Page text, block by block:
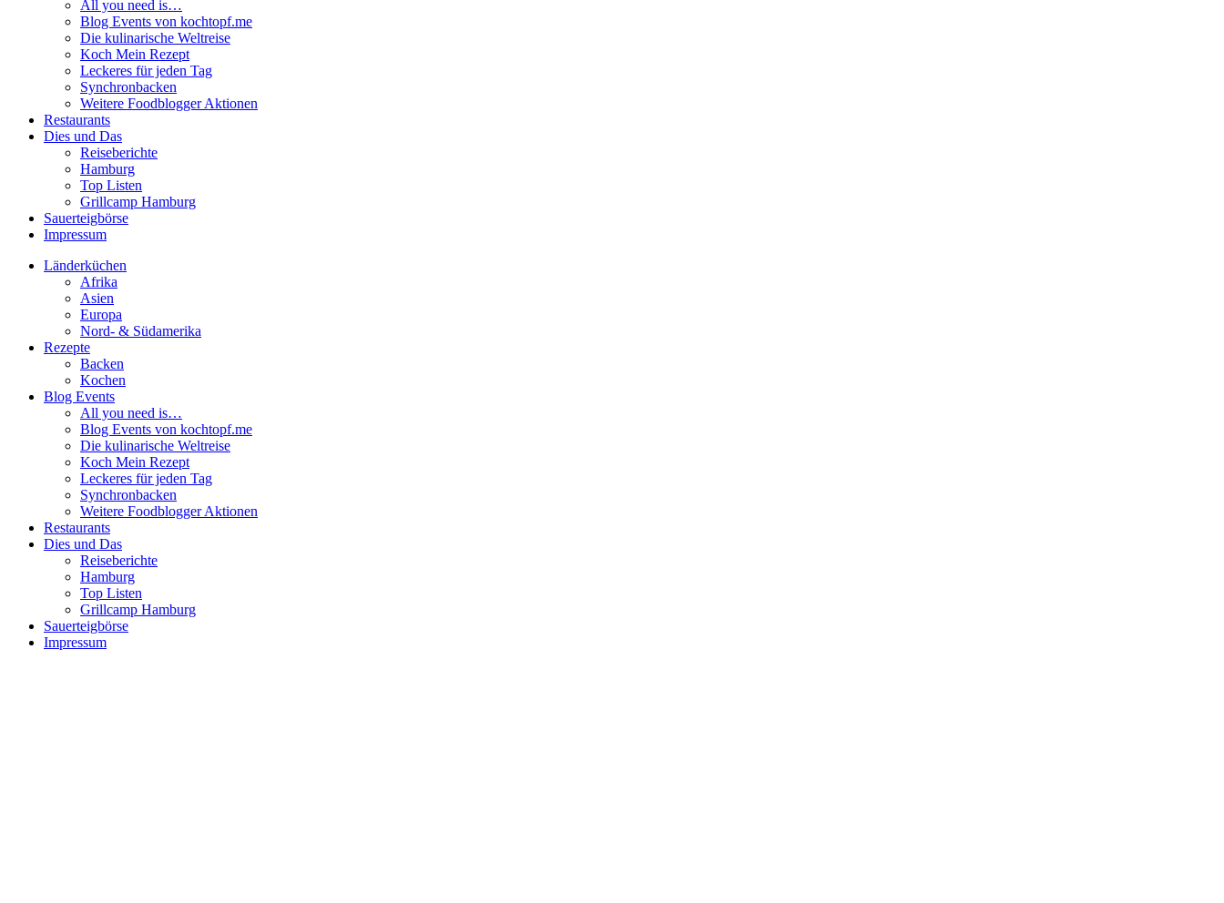
All you need is…
Blog Events von kochtopf.me
Die kulinarische Weltreise
Koch Mein Rezept
Leckeres für jeden Tag
Synchronbacken
Weitere Foodblogger Aktionen
Restaurants
Dies und Das
Reiseberichte
Hamburg
Top Listen
Grillcamp Hamburg
Sauerteigbörse
Impressum
Länderküchen
Afrika
Asien
Europa
Nord- & Südamerika
Rezepte
Backen
Kochen
Blog Events
All you need is…
Blog Events von kochtopf.me
Die kulinarische Weltreise
Koch Mein Rezept
Leckeres für jeden Tag
Synchronbacken
Weitere Foodblogger Aktionen
Restaurants
Dies und Das
Reiseberichte
Hamburg
Top Listen
Grillcamp Hamburg
Sauerteigbörse
Impressum